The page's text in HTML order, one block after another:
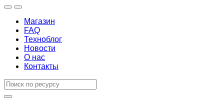
Магазин
FAQ
Техноблог
Новости
О нас
Контакты